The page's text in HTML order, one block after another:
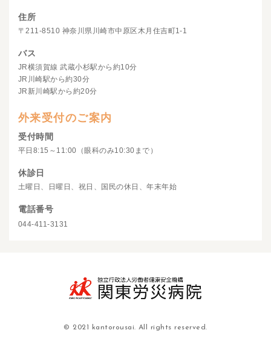
住所
〒211-8510 神奈川県川崎市中原区木月住吉町1-1
バス
JR横須賀線 武蔵小杉駅から約10分
JR川崎駅から約30分
JR新川崎駅から約20分
外来受付のご案内
受付時間
平日8:15～11:00（眼科のみ10:30まで）
休診日
土曜日、日曜日、祝日、国民の休日、年末年始
電話番号
044-411-3131
© 2021 kantorousai. All rights reserved.